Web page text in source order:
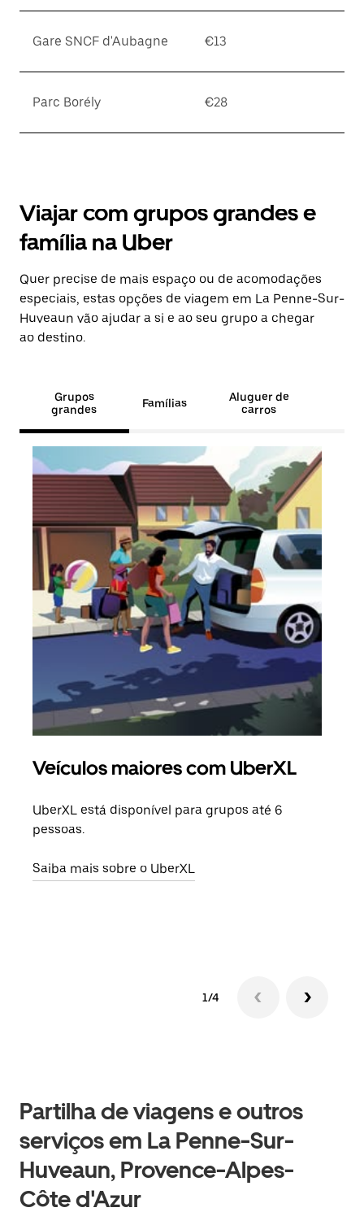
Gare SNCF d'Aubagne €13
Parc Borély €28
Viajar com grupos grandes e
família na Uber
Quer precise de mais espaço ou de acomodações
especiais, estas opções de viagem em La Penne-Sur-
Huveaun vão ajudar a si e ao seu grupo a chegar
ao destino.
Grupos
grandes
Famílias
Aluguer de
carros
Veículos maiores com UberXL
UberXL está disponível para grupos até 6
pessoas.
Saiba mais sobre o UberXL
1/4
Partilha de viagens e outros
serviços em La Penne-Sur-
Huveaun, Provence-Alpes-
Côte d'Azur